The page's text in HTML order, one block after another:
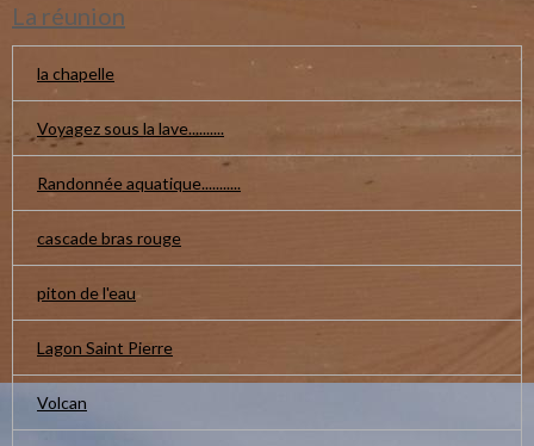
La réunion
la chapelle
Voyagez sous la lave..........
Randonnée aquatique...........
cascade bras rouge
piton de l'eau
Lagon Saint Pierre
Volcan